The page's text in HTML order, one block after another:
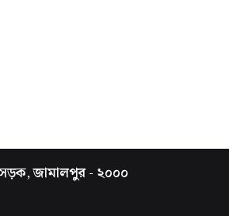
সড়ক, জামালপুর - ২০০০